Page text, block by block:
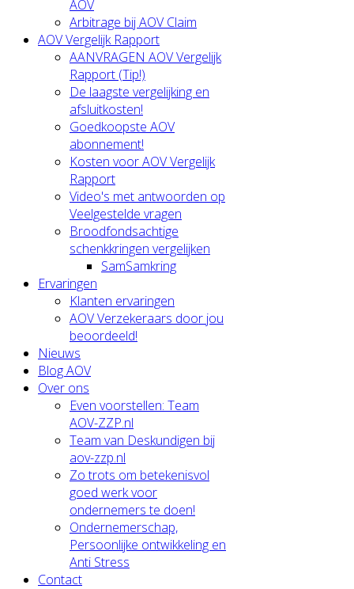
AOV
Arbitrage bij AOV Claim
AOV Vergelijk Rapport
AANVRAGEN AOV Vergelijk
Rapport (Tip!)
De laagste vergelijking en
afsluitkosten!
Goedkoopste AOV
abonnement!
Kosten voor AOV Vergelijk
Rapport
Video's met antwoorden op
Veelgestelde vragen
Broodfondsachtige
schenkkringen vergelijken
SamSamkring
Ervaringen
Klanten ervaringen
AOV Verzekeraars door jou
beoordeeld!
Nieuws
Blog AOV
Over ons
Even voorstellen: Team
AOV-ZZP.nl
Team van Deskundigen bij
aov-zzp.nl
Zo trots om betekenisvol
goed werk voor
ondernemers te doen!
Ondernemerschap,
Persoonlijke ontwikkeling en
Anti Stress
Contact